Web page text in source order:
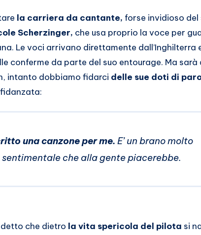
la carriera da cantante, forse invidioso del
Scherzinger, che usa proprio la voce per
Le voci arrivano direttamente dall’Inghilterra
conferme da parte del suo entourage. Ma sarà
intanto dobbiamo fidarci delle sue doti di
una canzone per me. E’ un brano molto
sentimentale che alla gente piacerebbe.
che dietro la vita spericola del pilota si